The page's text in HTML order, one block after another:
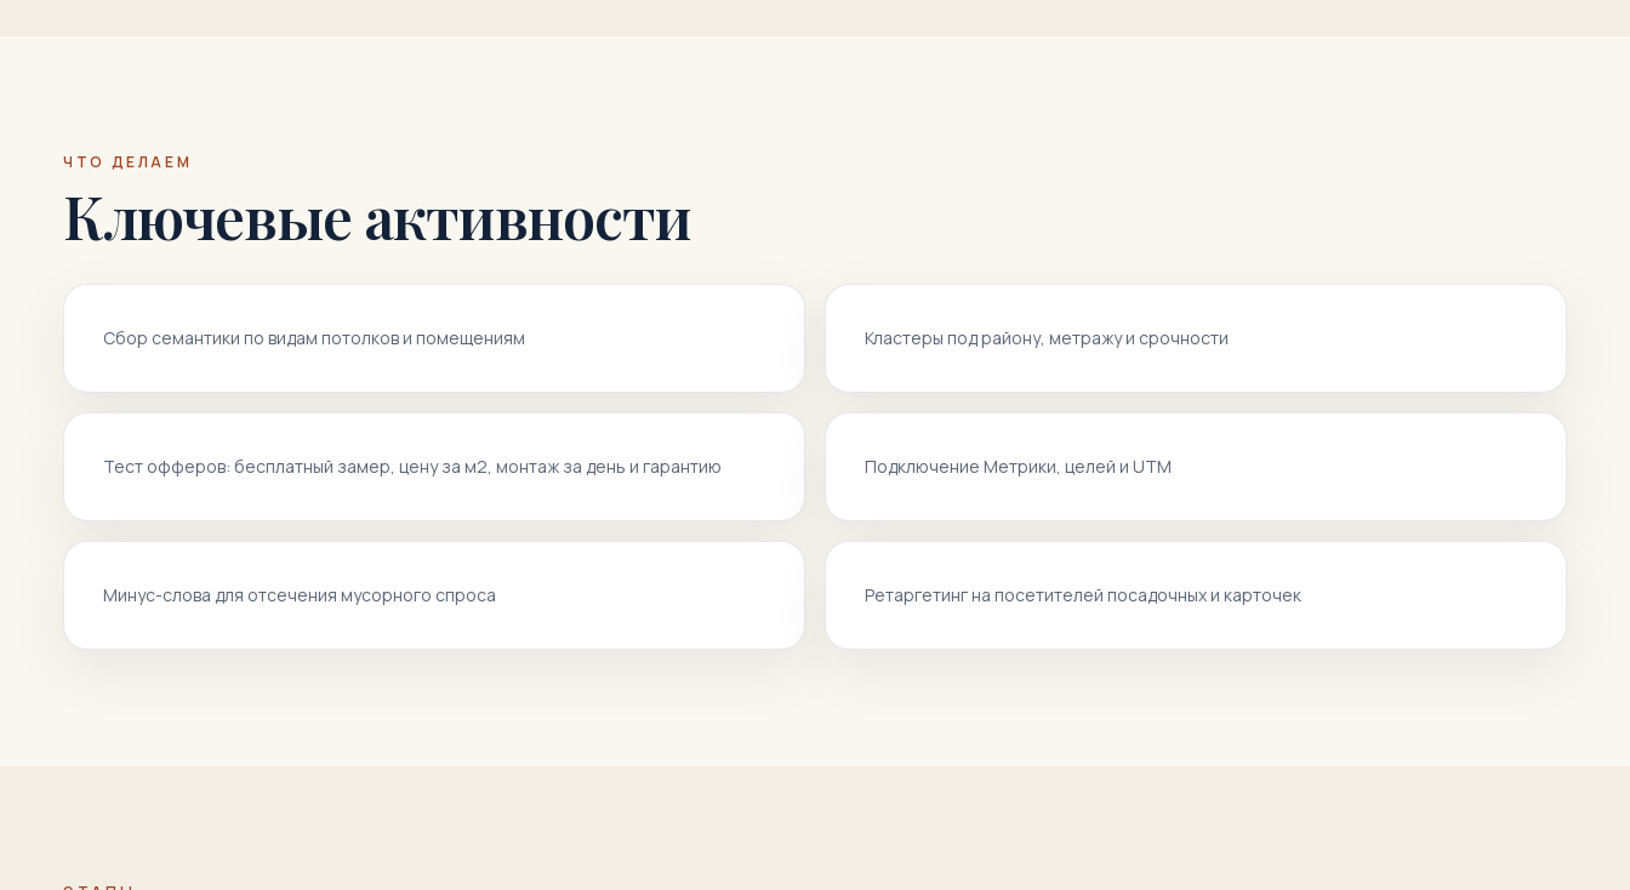
ЧТО ДЕЛАЕМ
Ключевые активности
Сбор семантики по видам потолков и помещениям Кластеры под району, метражу и срочности
Тест офферов: бесплатный замер, цену за м2, монтаж за день и гарантию Подключение Метрики, целей и UTM
Минус-слова для отсечения мусорного спроса Ретаргетинг на посетителей посадочных и карточек